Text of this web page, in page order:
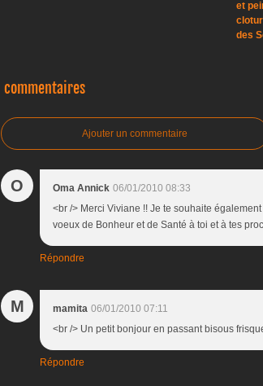
et
des
commentaires
Ajouter un commentaire
O Oma Annick 06/01/2010 08:33
<br /> Merci Viviane !! Je te souhaite
voeux de Bonheur et de Santé à toi et à tes
Répondre
M mamita 06/01/2010 07:11
<br /> Un petit bonjour en passant bisous
Répondre